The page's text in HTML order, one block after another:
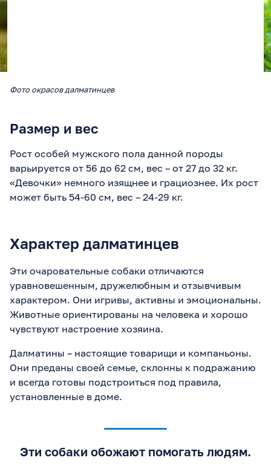
Фото окрасов далматинцев
Размер и вес
Рост особей мужского пола данной породы
варьируется от 56 до 62 см, вес – от 27 до 32 кг.
«Девочки» немного изящнее и грациознее. Их рост
может быть 54-60 см, вес – 24-29 кг.
Характер далматинцев
Эти очаровательные собаки отличаются
уравновешенным, дружелюбным и отзывчивым
характером. Они игривы, активны и эмоциональны.
Животные ориентированы на человека и хорошо
чувствуют настроение хозяина.
Далматины – настоящие товарищи и компаньоны.
Они преданы своей семье, склонны к подражанию
и всегда готовы подстроиться под правила,
установленные в доме.
Эти собаки обожают помогать людям.